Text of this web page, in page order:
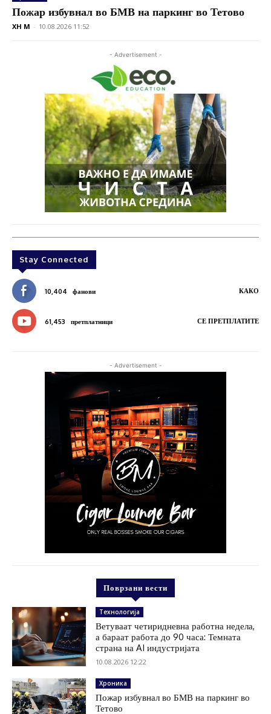
Пожар избувнал во БМВ на паркинг во Тетово
XH M - 10.08.2026 11:52
- Advertisement -
Stay Connected
10,404 фанови КАКО
61,453 претплатници СЕ ПРЕТПЛАТИТЕ
- Advertisement -
Поврзани вести
Технологија
Ветуваат четиридневна работна недела,
а бараат работа до 90 часа: Темната
страна на AI индустријата
10.08.2026 12:22
Хроника
Пожар избувнал во БМВ на паркинг во
Тетово